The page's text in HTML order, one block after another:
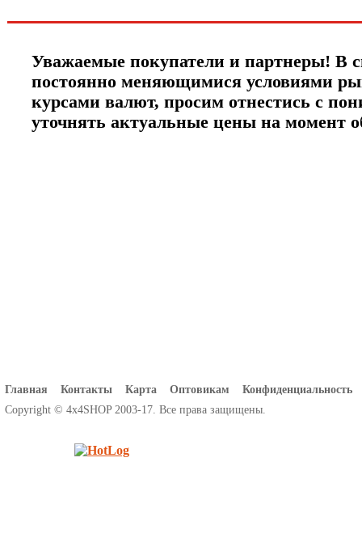
Уважаемые покупатели и партнеры! В
постоянно меняющимися условиями
курсами валют, просим отнестись с
уточнять актуальные цены на момент
Главная Контакты Карта Оптовикам
Конфиденциальность
Copyright © 4x4SHOP 2003-17. Все права защищены.